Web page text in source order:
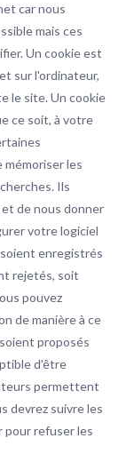
car nous
mais ces
Un cookie est
sur l'ordinateur,
le site. Un cookie
ce soit, à votre
les
Ils
de nous donner
votre logiciel
enregistrés
rejetés, soit
pouvez
de manière à ce
proposés
d'être
permettent
devrez suivre les
pour refuser les